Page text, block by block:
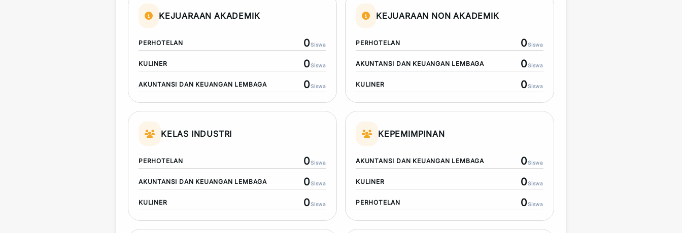
KEJUARAAN AKADEMIK
PERHOTELAN 0Siswa
KULINER 0Siswa
AKUNTANSI DAN KEUANGAN LEMBAGA 0Siswa
KEJUARAAN NON AKADEMIK
PERHOTELAN 0Siswa
AKUNTANSI DAN KEUANGAN LEMBAGA 0Siswa
KULINER 0Siswa
KELAS INDUSTRI
PERHOTELAN 0Siswa
AKUNTANSI DAN KEUANGAN LEMBAGA 0Siswa
KULINER 0Siswa
KEPEMIMPINAN
AKUNTANSI DAN KEUANGAN LEMBAGA 0Siswa
KULINER 0Siswa
PERHOTELAN 0Siswa